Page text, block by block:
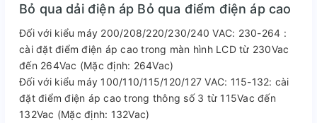
Bỏ qua dải điện áp Bỏ qua điểm điện áp cao
Đối với kiểu máy 200/208/220/230/240 VAC: 230-264 :
cài đặt điểm điện áp cao trong màn hình LCD từ 230Vac
đến 264Vac (Mặc định: 264Vac)
Đối với kiểu máy 100/110/115/120/127 VAC: 115-132: cài
đặt điểm điện áp cao trong thông số 3 từ 115Vac đến
132Vac (Mặc định: 132Vac)